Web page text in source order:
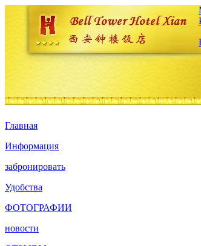
Главная
Информация
забронировать
Удобства
ФОТОГРАФИИ
новости